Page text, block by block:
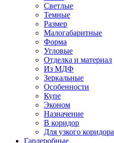
Светлые
Темные
Размер
Малогабаритные
Форма
Угловые
Отделка и материал
Из МДФ
Зеркальные
Особенности
Купе
Эконом
Назначение
В коридор
Для узкого коридора
Гардеробные